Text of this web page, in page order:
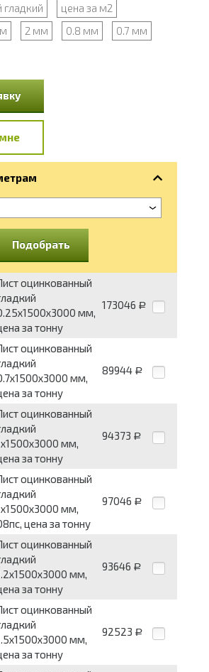
гладкий
цена за м2
2 мм 0.8 мм
0.7 мм
Подобрать
оцинкованный
мм,
за тонну
173046 Р
оцинкованный
мм,
за тонну
89944 Р
оцинкованный
мм,
за тонну
94373 Р
оцинкованный
мм,
цена за тонну
97046 Р
оцинкованный
мм,
за тонну
93646 Р
оцинкованный
мм,
за тонну
92523 Р